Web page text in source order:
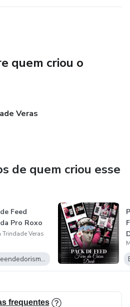
quem criou o
Veras
de quem criou esse
Feed
Pro Roxo
Trindade Veras
Empreendedorismo Digital
frequentes